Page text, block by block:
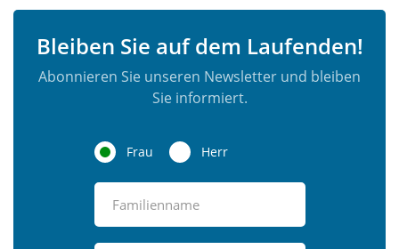
Bleiben Sie auf dem Laufenden!
Abonnieren Sie unseren Newsletter und bleiben
Sie informiert.
Frau Herr